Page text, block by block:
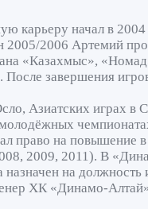
карьеру начал в
2006 Артемий
«Казахмыс»,
завершения
Азиатских играх в
право на повышение
2009, 2011). В
назначен на
ХК «Динамо-